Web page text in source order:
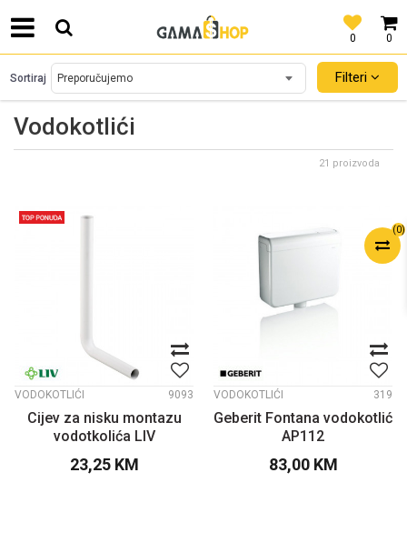
0
0
SIGURNO PLAĆANJE PLATNIM KARTICAMA!
(0)
Vodokotlići
Sortiraj Filteri
21 proizvoda
VODOKOTLIĆI 9093
Cijev za nisku montazu
vodotkolića LIV
23,25 KM
VODOKOTLIĆI 319
Geberit Fontana vodokotlić
AP112
83,00 KM